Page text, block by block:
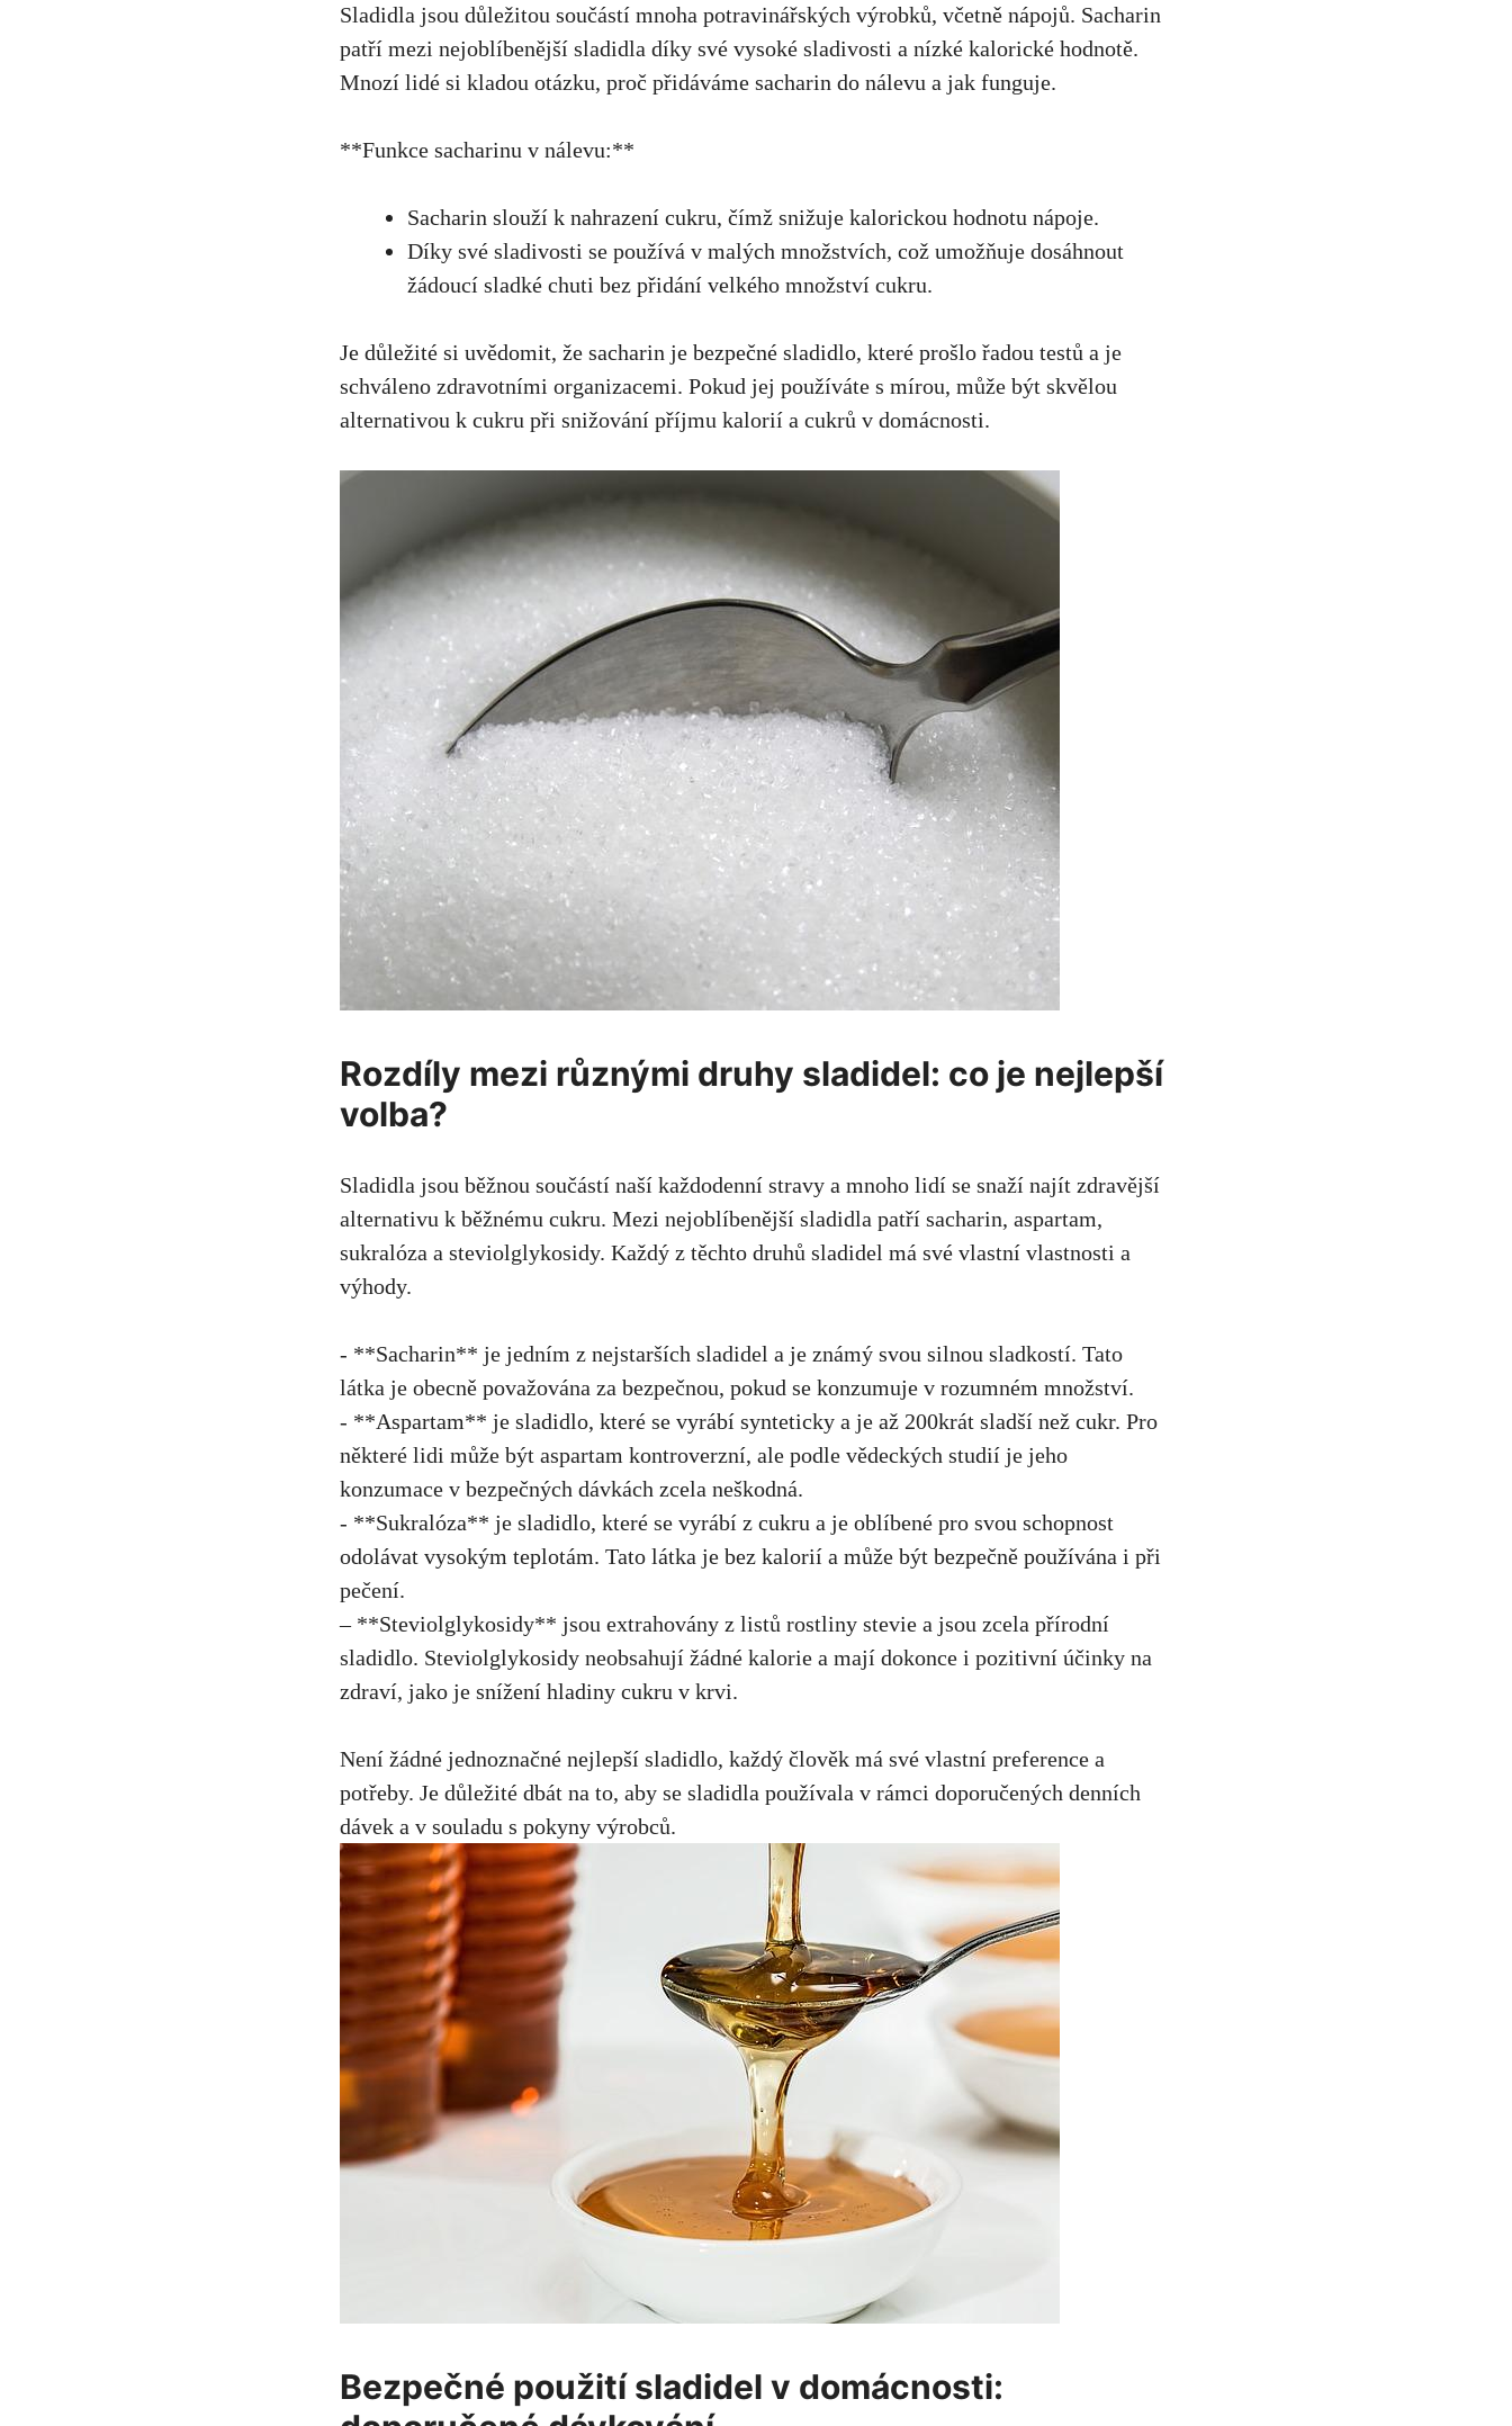
Sladidla jsou důležitou součástí mnoha potravinářských ‌výrobků,⁣ včetně ​nápojů. Sacharin
patří ​mezi ⁢nejoblíbenější sladidla díky ⁣své vysoké sladivosti a nízké kalorické hodnotě.
Mnozí lidé si kladou⁢ otázku,​ proč přidáváme sacharin do nálevu a ⁣jak funguje. ‌
**Funkce ​sacharinu v nálevu:**
Sacharin ‍slouží k nahrazení cukru,⁢ čímž snižuje kalorickou hodnotu nápoje.
Díky své sladivosti‍ se používá v malých množstvích,‌ což⁤ umožňuje dosáhnout
⁤žádoucí sladké‌ chuti bez přidání velkého množství cukru.
Je důležité‌ si⁣ uvědomit, že sacharin je bezpečné ‌sladidlo, které prošlo⁣ řadou testů​ a​ je
schváleno zdravotními organizacemi. ​Pokud jej používáte s mírou, může ⁢být skvělou
alternativou k cukru při snižování příjmu kalorií a cukrů ⁢v domácnosti.
Rozdíly mezi ⁤různými druhy ⁢sladidel:​ co je nejlepší
volba?
Sladidla jsou běžnou součástí ‌naší každodenní stravy a​ mnoho lidí ⁢se⁣ snaží ⁢najít zdravější
alternativu k běžnému cukru. Mezi ⁣nejoblíbenější sladidla patří sacharin, aspartam,⁤
sukralóza a steviolglykosidy. Každý z těchto ‍druhů sladidel má své⁤ vlastní vlastnosti a
⁤výhody.
-⁤ **Sacharin** je jedním z ⁢nejstarších sladidel ⁢a je známý svou silnou sladkostí. Tato
látka je ‍obecně považována za bezpečnou, pokud se ​konzumuje v rozumném množství.
-⁣ **Aspartam**‍ je sladidlo, které se⁢ vyrábí synteticky a je až 200krát sladší⁤ než cukr. Pro
některé lidi⁤ může být⁣ aspartam kontroverzní, ale‍ podle vědeckých studií je⁢ jeho
konzumace v bezpečných‍ dávkách ⁤zcela neškodná.
-⁢ **Sukralóza** je sladidlo, které se vyrábí z ‌cukru ⁢a je ⁢oblíbené pro svou schopnost
odolávat vysokým ​teplotám. Tato látka je⁣ bez kalorií ⁢a​ může být bezpečně ⁣používána ‌i ​při
pečení.
– **Steviolglykosidy** jsou extrahovány‌ z⁣ listů rostliny stevie a‌ jsou zcela přírodní
⁣sladidlo. Steviolglykosidy neobsahují ​žádné kalorie a mají dokonce i pozitivní účinky na
‍zdraví, jako je snížení hladiny‍ cukru ⁢v krvi.
Není žádné jednoznačné ‌nejlepší ‍sladidlo, každý ⁢člověk má své vlastní⁣ preference ⁤a
potřeby. Je ​důležité dbát ‌na ⁢to, aby se sladidla používala​ v‍ rámci doporučených denních
dávek a v souladu s pokyny výrobců.
Bezpečné ⁤použití⁣ sladidel v domácnosti: